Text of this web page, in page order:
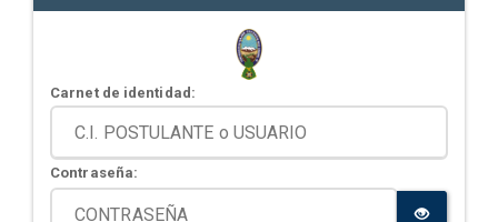
Carnet de identidad:
Contraseña: